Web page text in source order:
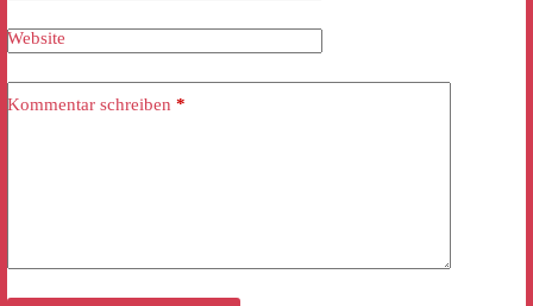
Website
Kommentar schreiben *